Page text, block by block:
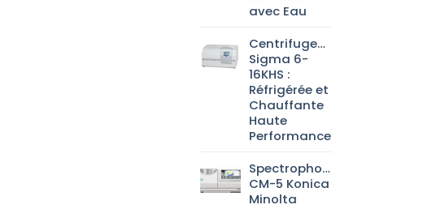
avec Eau
Centrifugeuse
Sigma 6-
16KHS :
Réfrigérée et
Chauffante
Haute
Performance
Spectrophotomètre
CM-5 Konica
Minolta